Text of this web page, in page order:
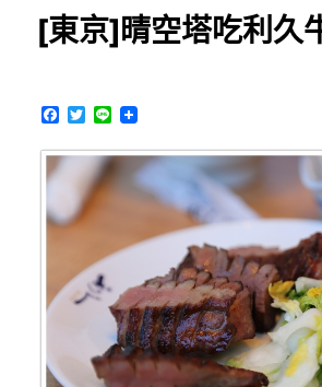
[東京]晴空塔吃利久
F
c
e
o
T
i
t
t
e
r
L
n
e